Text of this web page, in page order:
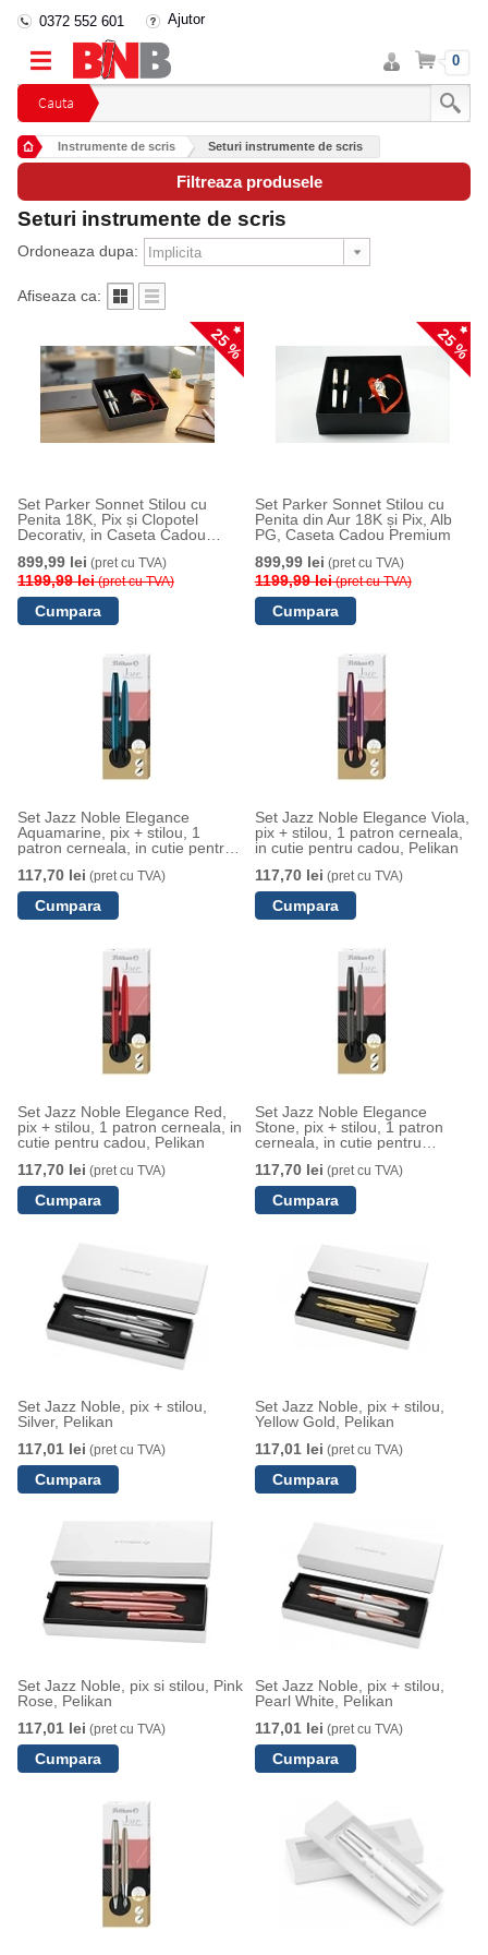
Cauta
0372 552 601 Ajutor
Intra
in
cont
Cos 0
Instrumente de scris Seturi instrumente de scris
Filtreaza produsele
Seturi instrumente de scris
Ordoneaza dupa:
Afiseaza ca:
25 %
Set Parker Sonnet Stilou cu
Penita 18K, Pix și Clopotel
Decorativ, in Caseta Cadou
899,99 lei (pret cu TVA)
1199,99 lei(pret cu TVA)
25 %
Set Parker Sonnet Stilou cu
Penita din Aur 18K și Pix, Alb
PG, Caseta Cadou Premium
899,99 lei (pret cu TVA)
1199,99 lei(pret cu TVA)
Set Jazz Noble Elegance
Aquamarine, pix + stilou, 1
patron cerneala, in cutie pentru
117,70 lei (pret cu TVA)
Set Jazz Noble Elegance Viola,
pix + stilou, 1 patron cerneala,
in cutie pentru cadou, Pelikan
117,70 lei (pret cu TVA)
Set Jazz Noble Elegance Red,
pix + stilou, 1 patron cerneala, in
cutie pentru cadou, Pelikan
117,70 lei (pret cu TVA)
Set Jazz Noble Elegance
Stone, pix + stilou, 1 patron
cerneala, in cutie pentru
117,70 lei (pret cu TVA)
Set Jazz Noble, pix + stilou,
Silver, Pelikan
117,01 lei (pret cu TVA)
Set Jazz Noble, pix + stilou,
Yellow Gold, Pelikan
117,01 lei (pret cu TVA)
Set Jazz Noble, pix si stilou, Pink
Rose, Pelikan
117,01 lei (pret cu TVA)
Set Jazz Noble, pix + stilou,
Pearl White, Pelikan
117,01 lei (pret cu TVA)